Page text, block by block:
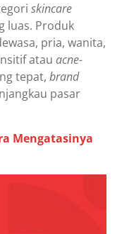
skincare
luas. Produk
pria, wanita,
atauacne-
tepat, brand
pasar
Mengatasinya